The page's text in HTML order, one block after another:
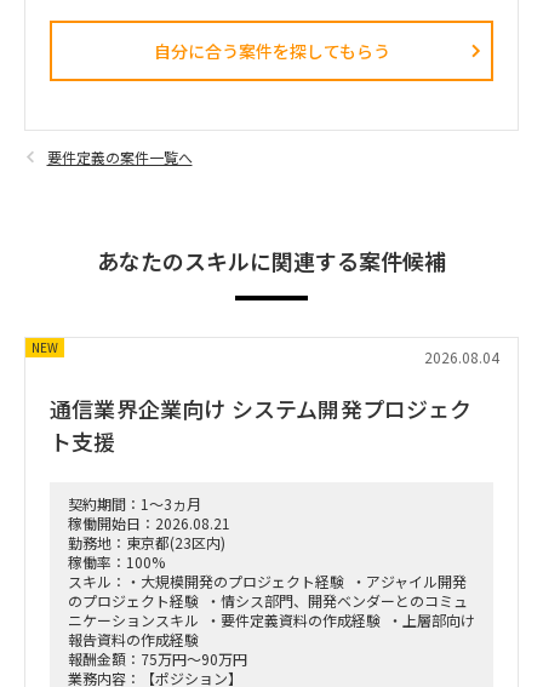
自分に合う案件を探してもらう​
要件定義の案件一覧へ
あなたのスキルに関連する案件候補
2026.08.04
NEW
通信業界企業向け システム開発プロジェク
ト支援
契約期間：1～3ヵ月
稼働開始日：2026.08.21
勤務地：東京都(23区内)
稼働率：100%
スキル：・大規模開発のプロジェクト経験 ・アジャイル開発
のプロジェクト経験 ・情シス部門、開発ベンダーとのコミュ
ニケーションスキル ・要件定義資料の作成経験 ・上層部向け
報告資料の作成経験
報酬金額：75万円～90万円
業務内容：【ポジション】